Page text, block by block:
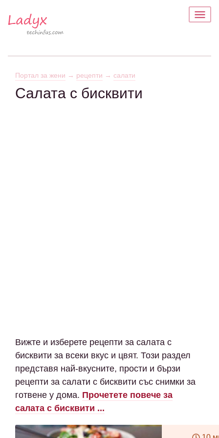
Портал за жени → рецепти → салати
Салата с бисквити
Вижте и изберете рецепти за салата с
бисквити за всеки вкус и цвят. Този раздел
представя най-вкусните, прости и бързи
рецепти за салати с бисквити със снимки за
готвене у дома. Прочетете повече за
салата с бисквити ...